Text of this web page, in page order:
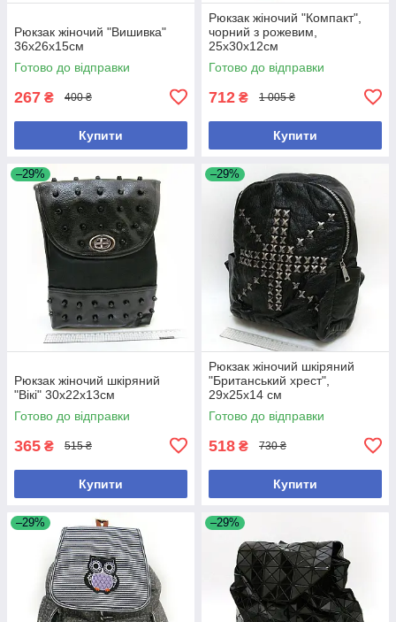
Рюкзак жіночий "Вишивка"
36х26х15см
Готово до відправки
267 ₴ 400 ₴
Купити
Рюкзак жіночий "Компакт",
чорний з рожевим,
25х30х12см
Готово до відправки
712 ₴ 1 005 ₴
Купити
–29%
Рюкзак жіночий шкіряний
"Вікі" 30х22х13см
Готово до відправки
365 ₴ 515 ₴
Купити
–29%
Рюкзак жіночий шкіряний
"Британський хрест",
29х25х14 см
Готово до відправки
518 ₴ 730 ₴
Купити
–29% –29%